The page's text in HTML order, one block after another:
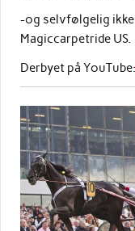
-og selvfølgelig
Magiccarpetride US.
Derbyet på YouTube: